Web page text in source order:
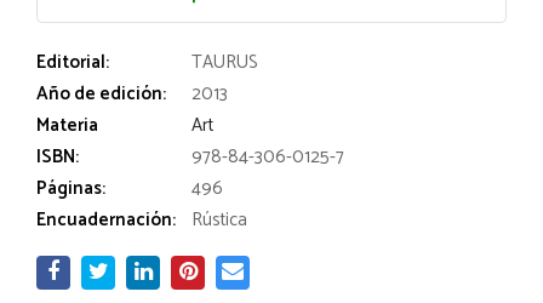
Editorial:
TAURUS
Año de edición:
2013
Materia
Art
ISBN:
978-84-306-0125-7
Páginas:
496
Encuadernación: Rústica